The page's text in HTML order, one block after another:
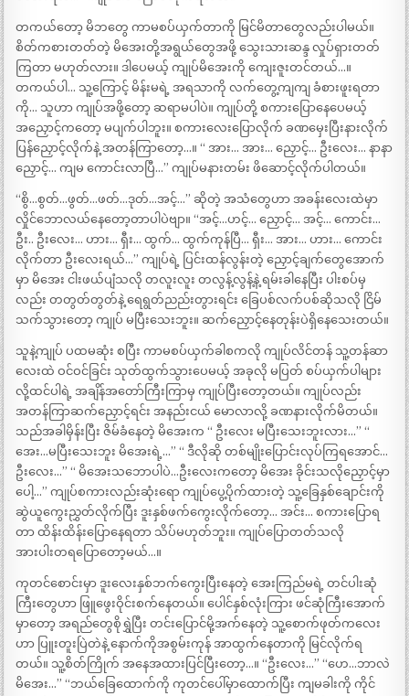
တကယ်တော့ မိဘတွေ ကာမစပ်ယှက်တာကို မြင်မိတာတွေလည်းပါမယ်။
စိတ်ကစားတတ်တဲ့ မိအေးတို့အရွယ်တွေအဖို့ သွေးသားဆန္ဒ လှုပ်ရှားတတ်
ကြတာ မဟုတ်လား။ ဒါပေမယ့် ကျုပ်မိအေးကို ကျေးဇူးတင်တယ်…။
တကယ်ပါ… သူ့ကြောင့် မိန်းမရဲ့ အရသာကို လက်တွေ့ကျကျ ခံစားဖူးရတာ
ကို… သူဟာ ကျုပ်အဖို့တော့ ဆရာမပါပဲ။ ကျုပ်တို့ စကားပြောနေပေမယ့်
အညှောင့်ကတော့ မပျက်ပါဘူး။ စကားလေးပြောလိုက် ခဏမှေးပြီးနားလိုက်
ပြန်ညှောင့်လိုက်နဲ့ အတန်ကြာတော့…။ “ အား… အား… ညှောင့်… ဦးလေး… နာနာ
ညှောင့်… ကျမ ကောင်းလာပြီ…” ကျုပ်မနားတမ်း ဖိဆောင့်လိုက်ပါတယ်။
“စွိ…စွတ်…ဖွတ်…ဖတ်…ဒုတ်…အင့်…” ဆိုတဲ့ အသံတွေဟာ အခန်းလေးထဲမှာ
လှိုင်ဘောလယ်နေတော့တာပါပဲဗျာ။ “အင့်…ဟင့်… ညှောင့်… အင့်… ကောင်း…
ဦး.. ဦးလေး… ဟား… ရှီး… ထွက်… ထွက်ကုန်ပြီ… ရှီး… အား… ဟား… ကောင်း
လိုက်တာ ဦးလေးရယ်…” ကျုပ်ရဲ့ ပြင်းထန်လွန်းတဲ့ ညှောင့်ချက်တွေအောက်
မှာ မိအေး ငါးဖယ်ပျံသလို တလူးလူး တလွန့်လွန့်နဲ့ ရမ်းခါနေပြီး ပါးစပ်မှ
လည်း တတွတ်တွတ်နဲ့ ရေရွတ်ညည်းတွားရင်း ခြေပစ်လက်ပစ်ဆိုသလို ငြိမ်
သက်သွားတော့ ကျုပ် မပြီးသေးဘူး။ ဆက်ညှောင့်နေတုန်းပဲရှိနေသေးတယ်။
သူနဲ့ကျုပ် ပထမဆုံး စပြီး ကာမစပ်ယှက်ခါစကလို ကျုပ်လိင်တန် သူ့တန်ဆာ
လေးထဲ ဝင်ဝင်ခြင်း သုတ်ထွက်သွားပေမယ့် အခုလို မပြတ် စပ်ယှက်ပါများ
လို့ထင်ပါရဲ့ အချိန်အတော်ကြီးကြာမှ ကျုပ်ပြီးတော့တယ်။ ကျုပ်လည်း
အတန်ကြာဆက်ညှောင့်ရင်း အနည်းငယ် မောလာလို့ ခဏနားလိုက်မိတယ်။
သည်အခါမှိန်းပြီး ဇိမ်ခံနေတဲ့ မိအေးက “ ဦးလေး မပြီးသေးဘူးလား…” “
အေး…မပြီးသေးဘူး မိအေးရဲ့…” “ ဒီလိုဆို တစ်မျိုးပြောင်းလုပ်ကြရအောင်…
ဦးလေး…” “ မိအေးသဘောပါပဲ…ဦးလေးကတော့ မိအေး ခိုင်းသလိုညှောင့်မှာ
ပေါ့…” ကျုပ်စကားလည်းဆုံးရော ကျုပ်ပွေ့ပိုက်ထားတဲ့ သူ့ခြေနှစ်ချောင်းကို
ဆွဲယူကွေးညွှတ်လိုက်ပြီး ဒူးနှစ်ဖက်ကွေးလိုက်တော့… အင်း… စကားပြောရ
တာ ထိန်းထိန်းပြောနေရတာ သိပ်မဟုတ်ဘူး။ ကျုပ်ပြောတတ်သလို
အားပါးတရပြောတော့မယ်…။
ကုတင်စောင်းမှာ ဒူးလေးနှစ်ဘက်ကွေးပြီးနေတဲ့ အေးကြည်မရဲ့ တင်ပါးဆုံ
ကြီးတွေဟာ ဖြူဖွေးဝိုင်းစက်နေတယ်။ ပေါင်နှစ်လုံးကြား ဖင်ဆုံကြီးအောက်
မှာတော့ အရည်တွေစိုရွှဲပြီး တင်းပြောင်မို့အက်နေတဲ့ သူ့စောက်ဖုတ်ကလေး
ဟာ ပြူးတူးပြဲတဲနဲ့ နောက်ကိုအစွမ်းကုန် အာထွက်နေတာကို မြင်လိုက်ရ
တယ်။ သူ့စိတ်ကြိုက် အနေအထားပြင်ပြီးတော့…။ “ဦးလေး…” “ဟေ…ဘာလဲ
မိအေး…” “ဘယ်ခြေထောက်ကို ကုတင်ပေါ်မှာထောက်ပြီး ကျမခါးကို ကိုင်